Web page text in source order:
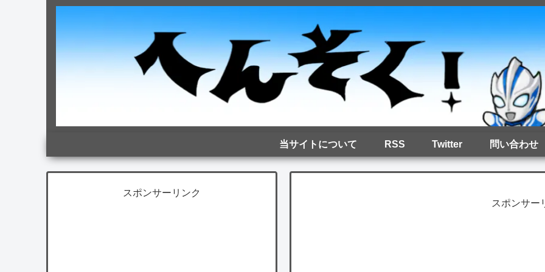
当サイトについて RSS Twitter 問い合わせ
スポンサー
スポンサーリンク